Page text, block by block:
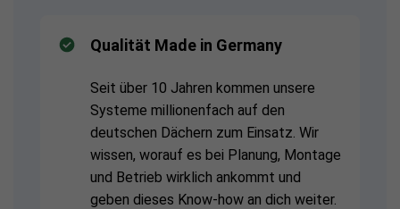
Qualität Made in Germany
Seit über 10 Jahren kommen unsere
Systeme millionenfach auf den
deutschen Dächern zum Einsatz. Wir
wissen, worauf es bei Planung, Montage
und Betrieb wirklich ankommt und
geben dieses Know-how an dich weiter.